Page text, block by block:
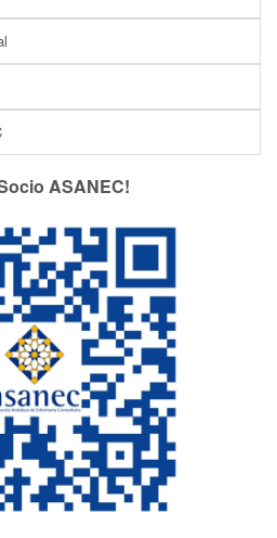
ASANEC!